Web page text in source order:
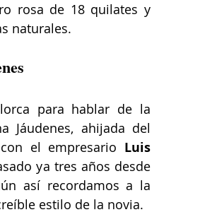
rosa de 18 quilates y
naturales.
para hablar de la
el empresario Luis
ya tres años desde
así recordamos a la
estilo de la novia.